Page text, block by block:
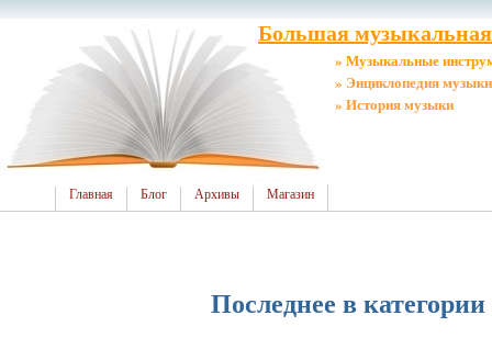
Большая
» Музыкальные
» Энциклопедия музыки
» История музыки
Главная Блог Архивы Магазин
Последнее в категории